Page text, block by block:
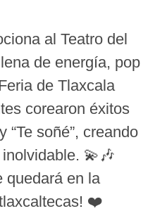
al Teatro del
de energía, pop
de Tlaxcala
corearon éxitos
“Te soñé”, creando
💫🎶
quedará en la
❤️